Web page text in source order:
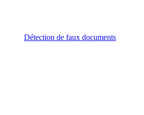
Détection de faux documents